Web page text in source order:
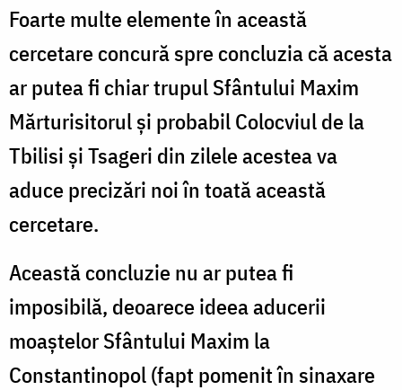
Foarte multe elemente în această
cercetare concură spre concluzia că acesta
ar putea fi chiar trupul Sfântului Maxim
Mărturisitorul şi probabil Colocviul de la
Tbilisi şi Tsageri din zilele acestea va
aduce precizări noi în toată această
cercetare.
Această concluzie nu ar putea fi
imposibilă, deoarece ideea aducerii
moaştelor Sfântului Maxim la
Constantinopol (fapt pomenit în sinaxare